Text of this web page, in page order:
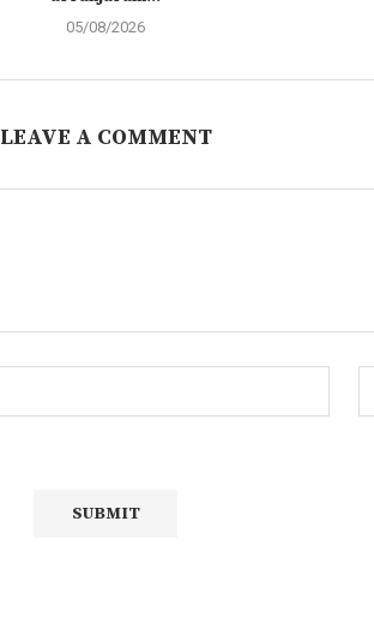
05/08/2026
LEAVE A COMMENT